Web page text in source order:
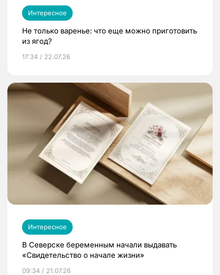
Интересное
Не только варенье: что еще можно приготовить
из ягод?
17:34 / 22.07.26
Интересное
В Северске беременным начали выдавать
«Свидетельство о начале жизни»
09:34 / 21.07.26